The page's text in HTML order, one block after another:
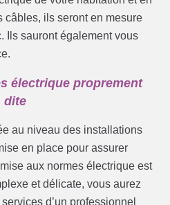
câbles, ils seront en mesure
Ils sauront également vous
électrique proprement
dite
au niveau des installations
en place pour assurer
aux normes électrique est
et délicate, vous aurez
d’un professionnel